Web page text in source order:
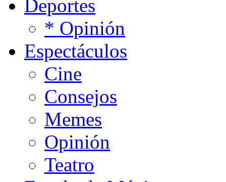
Deportes
* Opinión
Espectáculos
Cine
Consejos
Memes
Opinión
Teatro